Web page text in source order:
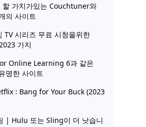
할 가치가있는 Couchtuner와
의 사이트
TV 시리즈 무료 시청을위한
가지
Online Learning 6과 같은
명한 사이트
: Bang for Your Buck (2023
| Hulu 또는 Sling이 더 낫습니